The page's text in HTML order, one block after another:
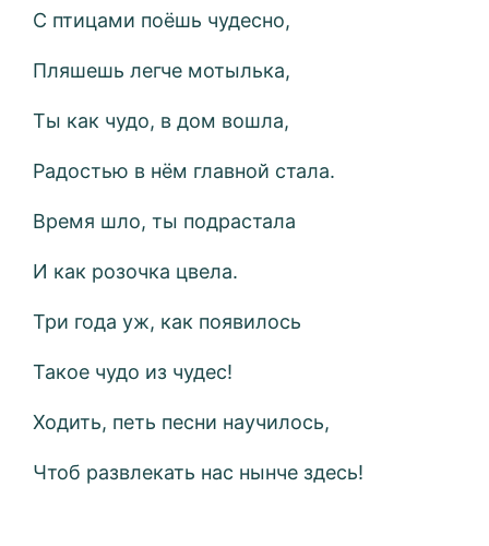
С птицами поёшь чудесно,
Пляшешь легче мотылька,
Ты как чудо, в дом вошла,
Радостью в нём главной стала.
Время шло, ты подрастала
И как розочка цвела.
Три года уж, как появилось
Такое чудо из чудес!
Ходить, петь песни научилось,
Чтоб развлекать нас нынче здесь!